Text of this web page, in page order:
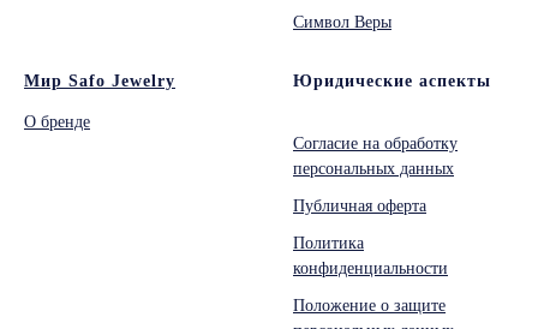
Символ Веры
Мир Safo Jewelry
О бренде
Юридические аспекты
Согласие на обработку
персональных данных
Публичная оферта
Политика
конфиденциальности
Положение о защите